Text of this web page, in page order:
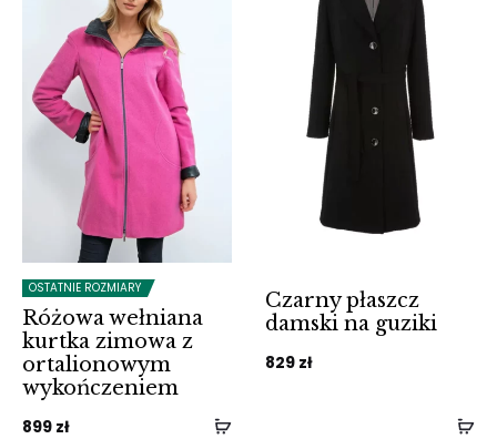
OSTATNIE ROZMIARY
Różowa wełniana
kurtka zimowa z
ortalionowym
wykończeniem
899 zł
Czarny płaszcz
damski na guziki
829 zł